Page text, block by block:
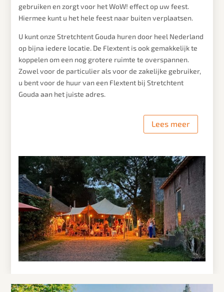
gebruiken en zorgt voor het WoW! effect op uw feest.
Hiermee kunt u het hele feest naar buiten verplaatsen.
U kunt onze StretchtentGouda huren door heel Nederland
op bijna iedere locatie. De Flextent is ook gemakkelijk te
koppelen om een nog grotere ruimte te overspannen.
Zowel voor de particulier als voor de zakelijke gebruiker,
u bent voor de huur van een Flextent bij Stretchtent
Goudaaan het juiste adres.
Lees meer